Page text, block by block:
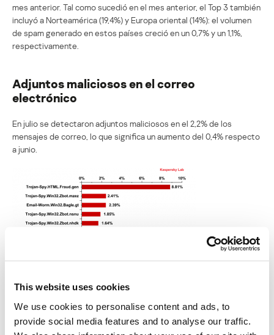
This website uses cookies
We use cookies to personalise content and ads, to
provide social media features and to analyse our traffic.
mes anterior. Tal como sucedió en el mes anterior, el Top 3 también
incluyó a Norteamérica (19,4%) y Europa oriental (14%): el volumen
de spam generado en estos países creció en un 0,7% y un 1,1%,
respectivamente.
Adjuntos maliciosos en el correo
electrónico
En julio se detectaron adjuntos maliciosos en el 2,2% de los
mensajes de correo, lo que significa un aumento del 0,4% respecto
a junio.
electrónico en julio de 2013